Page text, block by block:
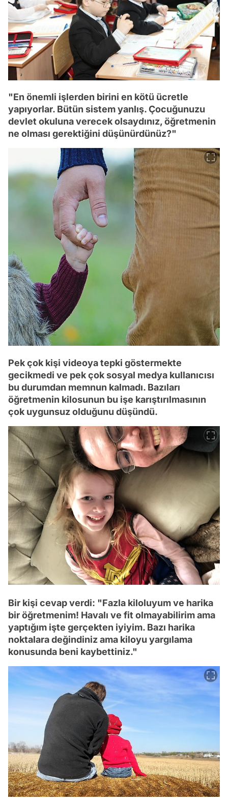
"En önemli işlerden birini en kötü ücretle
yapıyorlar. Bütün sistem yanlış. Çocuğunuzu
devlet okuluna verecek olsaydınız, öğretmenin
ne olması gerektiğini düşünürdünüz?"
Pek çok kişi videoya tepki göstermekte
gecikmedi ve pek çok sosyal medya kullanıcısı
bu durumdan memnun kalmadı. Bazıları
öğretmenin kilosunun bu işe karıştırılmasının
çok uygunsuz olduğunu düşündü.
Bir kişi cevap verdi: "Fazla kiloluyum ve harika
bir öğretmenim! Havalı ve fit olmayabilirim ama
yaptığım işte gerçekten iyiyim. Bazı harika
noktalara değindiniz ama kiloyu yargılama
konusunda beni kaybettiniz."